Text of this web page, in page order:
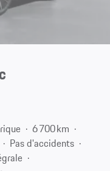
6 700 km
Pas d'accidents